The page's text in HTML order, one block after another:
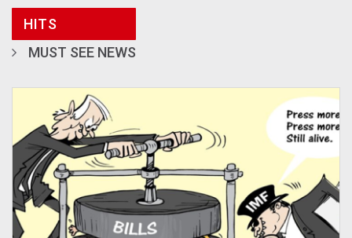
HITS
MUST SEE NEWS